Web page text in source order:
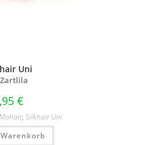
Uni
€
, Silkhair Uni